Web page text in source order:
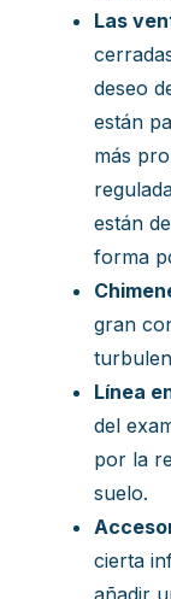
Las
deseo
están
más
están
forma
gran
Línea
del
por la
suelo.
cierta
añadir